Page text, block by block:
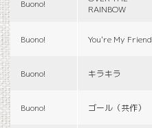
Buono!
RAINBOW
Buono! You're My Friend
Buono! キラキラ
Buono! ゴール（共作）